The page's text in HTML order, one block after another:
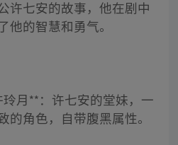
许七安的故事，他在剧中
他的智慧和勇气。
月**：许七安的堂妹，一
的角色，自带腹黑属性。